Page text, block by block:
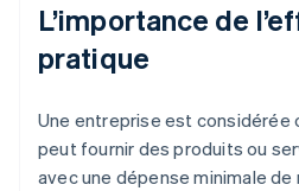
L’importance de
pratique
Une entreprise est
peut fournir des produits ou
avec une dépense minimale